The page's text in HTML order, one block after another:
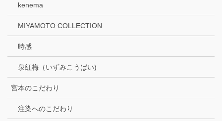
kenema
MIYAMOTO COLLECTION
時感
泉紅梅（いずみこうばい)
宮本のこだわり
注染へのこだわり